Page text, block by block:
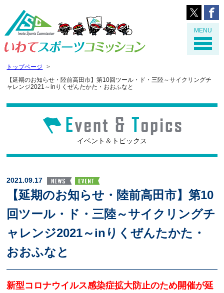
MENU
トップページ
【延期のお知らせ・陸前高田市】第10回ツール・ド・三陸～サイクリングチ
ャレンジ2021～inりくぜんたかた・おおふなと
イベント＆トピックス
2021.09.17
【延期のお知らせ・陸前高田市】第10
回ツール・ド・三陸～サイクリングチ
ャレンジ2021～inりくぜんたかた・
おおふなと
新型コロナウイルス感染症拡大防止のため開催が延